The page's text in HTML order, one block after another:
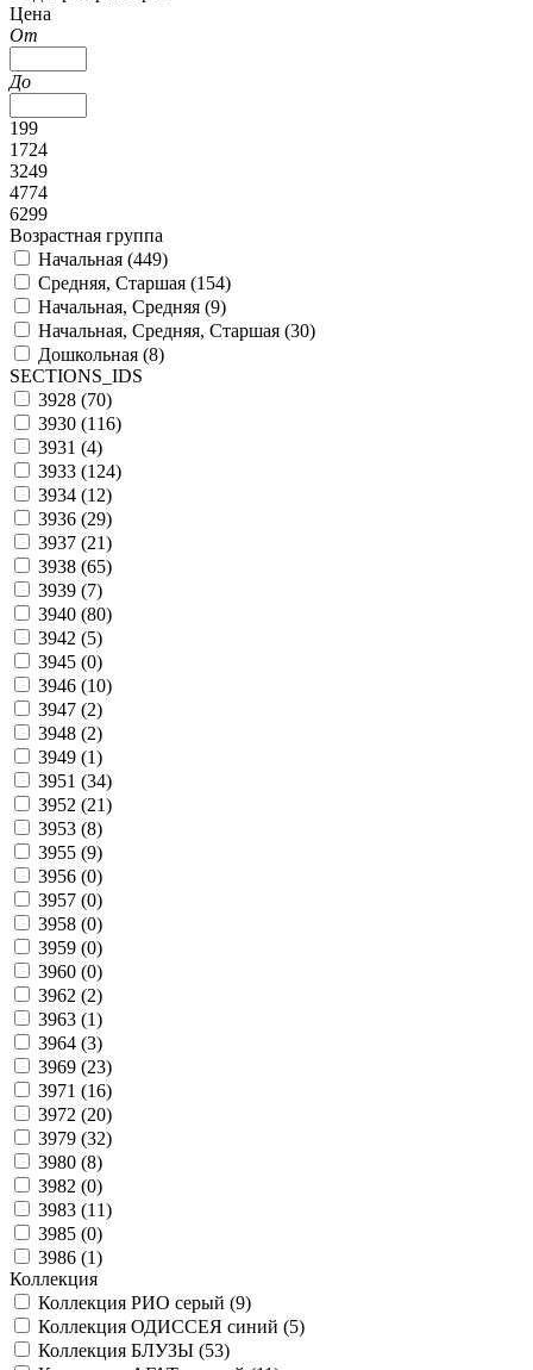
Цена
От
До
199
1724
3249
4774
6299
Возрастная группа
Начальная (449)
Средняя, Старшая (154)
Начальная, Средняя (9)
Начальная, Средняя, Старшая (30)
Дошкольная (8)
SECTIONS_IDS
3928 (70)
3930 (116)
3931 (4)
3933 (124)
3934 (12)
3936 (29)
3937 (21)
3938 (65)
3939 (7)
3940 (80)
3942 (5)
3945 (0)
3946 (10)
3947 (2)
3948 (2)
3949 (1)
3951 (34)
3952 (21)
3953 (8)
3955 (9)
3956 (0)
3957 (0)
3958 (0)
3959 (0)
3960 (0)
3962 (2)
3963 (1)
3964 (3)
3969 (23)
3971 (16)
3972 (20)
3979 (32)
3980 (8)
3982 (0)
3983 (11)
3985 (0)
3986 (1)
Коллекция
Коллекция РИО серый (9)
Коллекция ОДИССЕЯ синий (5)
Коллекция БЛУЗЫ (53)